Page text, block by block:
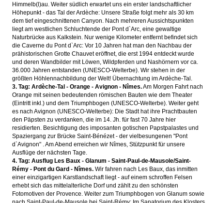
Himmelb(l)au. Weiter südlich erwartet uns ein erster landschaftlicher
Höhepunkt - das Tal der Ardèche: Unsere Straße folgt mehr als 30 km
dem tief eingeschnittenen Canyon. Nach mehreren Aussichtspunkten
liegt am westlichen Schluchtende der Pont d`Arc, eine gewaltige
Naturbrücke aus Kalkstein. Nur wenige Kilometer entfernt befindet sich
die Caverne du Pont d`Arc: Vor 10 Jahren hat man den Nachbau der
prähistorischen Grotte Chauvet eröffnet, die erst 1994 entdeckt wurde
und deren Wandbilder mit Löwen, Wildpferden und Nashörnern vor ca.
36.000 Jahren entstanden (UNESCO-Welterbe). Wir stehen in der
größten Höhlennachbildung der Welt! Übernachtung im Ardèche-Tal.
3. Tag: Ardèche-Tal - Orange - Avignon - Nîmes.Am Morgen Fahrt nach
Orange mit seinen bedeutenden römischen Bauten wie dem Theater
(Eintritt inkl.) und dem Triumphbogen (UNESCO-Welterbe). Weiter geht
es nach Avignon (UNESCO-Welterbe): Die Stadt hat ihre Prachtbauten
den Päpsten zu verdanken, die im 14. Jh. für fast 70 Jahre hier
residierten. Besichtigung des imposanten gotischen Papstpalastes und
Spaziergang zur Brücke Saint-Bénézet - der vielbesungenen "Pont
d`Avignon" . Am Abend erreichen wir Nîmes, Stützpunkt für unsere
Ausflüge der nächsten Tage.
4. Tag: Ausflug Les Baux - Glanum - Saint-Paul-de-Mausole/Saint-
Rémy - Pont du Gard - Nîmes. Wir fahren nach Les Baux, das inmitten
einer einzigartigen Karstlandschaft liegt - auf einem schroffen Felsen
erhebt sich das mittelalterliche Dorf und zählt zu den schönsten
Fotomotiven der Provence. Weiter zum Triumphbogen von Glanum sowie